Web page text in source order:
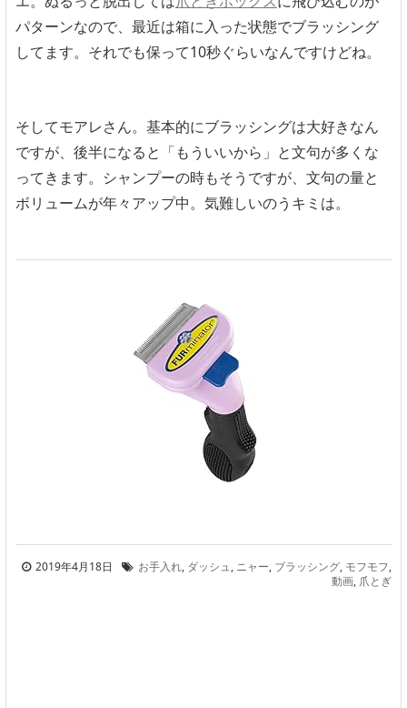
パターンなので、最近は箱に入った状態でブラッシング
してます。それでも保って10秒ぐらいなんですけどね。
そしてモアレさん。基本的にブラッシングは大好きなん
ですが、後半になると「もういいから」と文句が多くな
ってきます。シャンプーの時もそうですが、文句の量と
ボリュームが年々アップ中。気難しいのうキミは。
2019年4月18日 お手入れ, ダッシュ, ニャー, ブラッシング, モフモフ,
動画, 爪とぎ